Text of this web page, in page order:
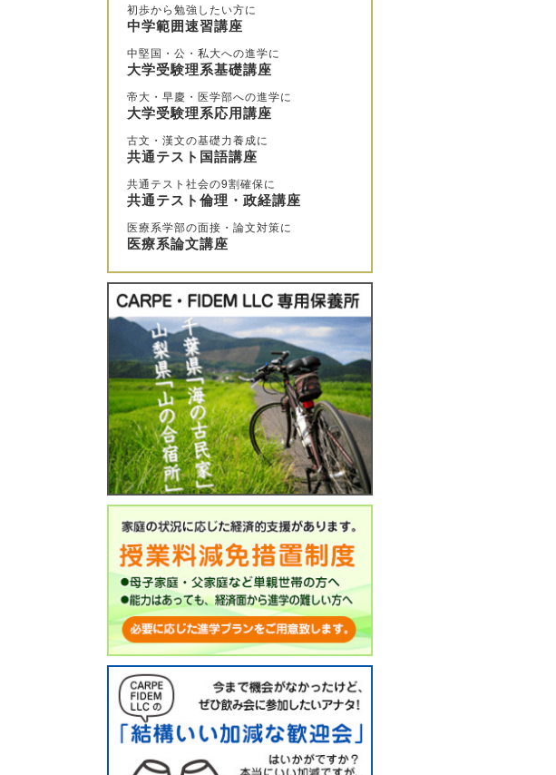
初歩から勉強したい方に
中学範囲速習講座
中堅国・公・私大への進学に
大学受験理系基礎講座
帝大・早慶・医学部への進学に
大学受験理系応用講座
古文・漢文の基礎力養成に
共通テスト国語講座
共通テスト社会の9割確保に
共通テスト倫理・政経講座
医療系学部の面接・論文対策に
医療系論文講座